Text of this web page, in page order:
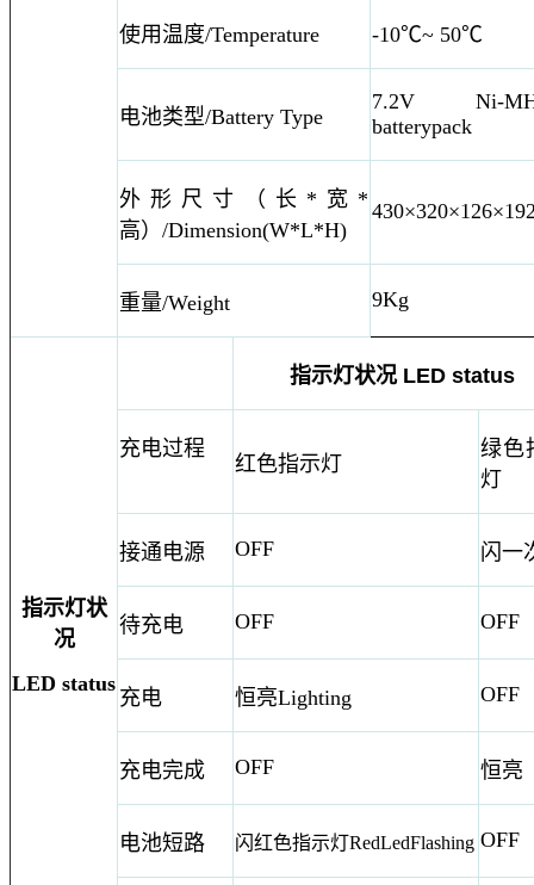
使用温度/Temperature -10℃~ 50℃
电池类型/Battery Type
7.2V Ni-
batterypack
外形尺寸（长*宽*
高）/Dimension(W*L*H)
重量/Weight 9Kg
指示灯状
况
LED status
指示灯状况LED status
充电过程
红色指示灯
绿色
灯
接通电源 OFF 闪一
待充电 OFF OFF
充电 恒亮Lighting OFF
充电完成 OFF 恒亮
电池短路 闪红色指示灯RedLedFlashing OFF